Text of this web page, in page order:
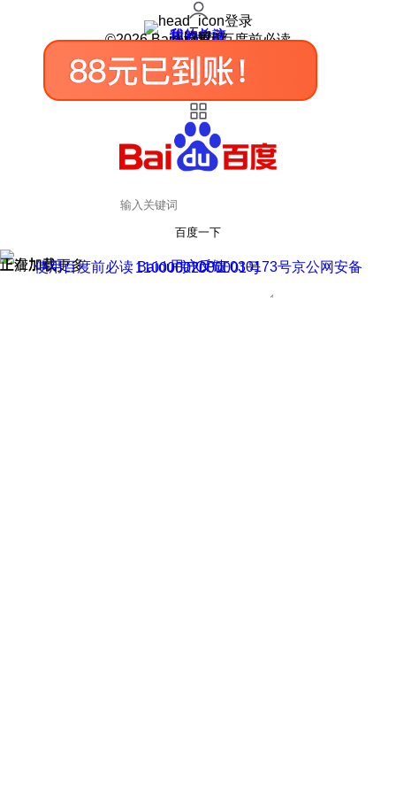
登录
我的关注
我的收藏
皮肤中心
用户反馈
设置
©2026 Baidu 使用百度前必读
百度一下
正在加载
上滑加载更多 用户反馈
使用百度前必读 Baidu 京ICP证030173号
京公网安备11000002000001号